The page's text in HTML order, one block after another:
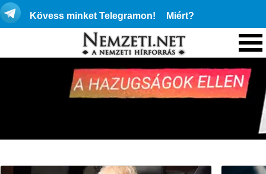
Kövess minket Telegramon! Miért?